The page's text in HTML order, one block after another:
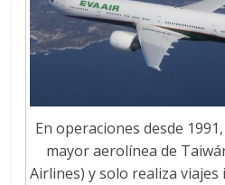
En operaciones desde
mayor aerolínea de
Airlines) y solo realiza